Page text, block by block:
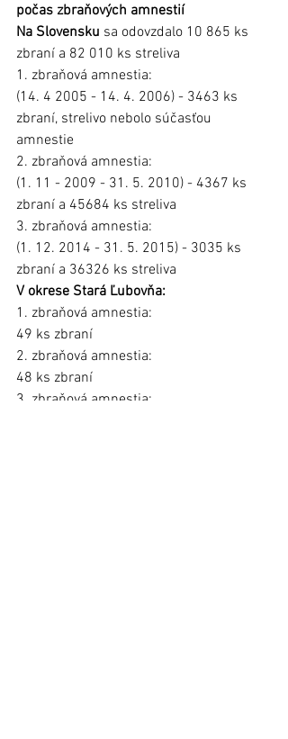
počas zbraňových amnestií
Na Slovensku sa odovzdalo 10 865 ks
zbraní a 82 010 ks streliva
1. zbraňová amnestia:
(14. 4 2005 - 14. 4. 2006) - 3463 ks
zbraní, strelivo nebolo súčasťou
amnestie
2. zbraňová amnestia:
(1. 11 - 2009 - 31. 5. 2010) - 4367 ks
zbraní a 45684 ks streliva
3. zbraňová amnestia:
(1. 12. 2014 - 31. 5. 2015) - 3035 ks
zbraní a 36326 ks streliva
V okrese Stará Ľubovňa:
1. zbraňová amnestia:
49 ks zbraní
2. zbraňová amnestia:
48 ks zbraní
3. zbraňová amnestia: